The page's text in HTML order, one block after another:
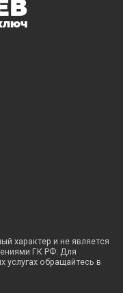
характер и не является
ГК РФ. Для
обращайтесь в